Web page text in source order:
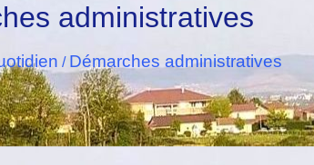
administratives
/ Démarches administratives